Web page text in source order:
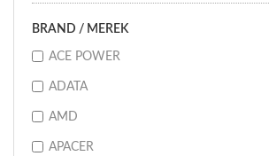
BRAND / MEREK
ACE POWER
ADATA
AMD
APACER